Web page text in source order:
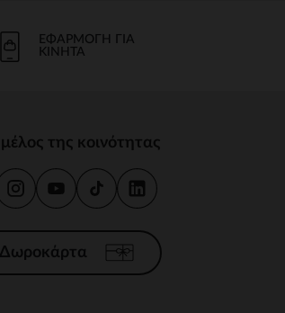
ΕΦΑΡΜΟΓΉ ΓΙΑ
ΚΙΝΗΤΆ
μέλος της κοινότητας